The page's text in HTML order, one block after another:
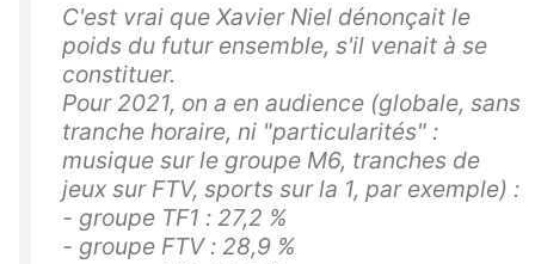
C'est vrai que Xavier Niel dénonçait le
poids du futur ensemble, s'il venait à se
constituer.
Pour 2021, on a en audience (globale, sans
tranche horaire, ni "particularités" :
musique sur le groupe M6, tranches de
jeux sur FTV, sports sur la 1, par exemple) :
- groupe TF1 : 27,2 %
- groupe FTV : 28,9 %